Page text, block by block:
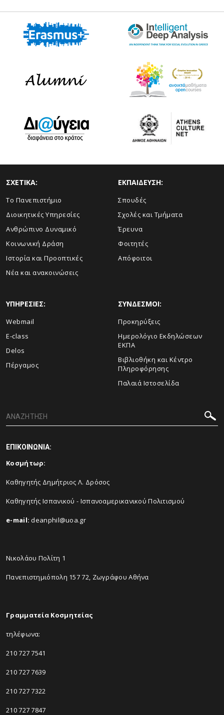
ΣΧΕΤΙΚΑ:
Το Πανεπιστήμιο
Διοικητικές Υπηρεσίες
Ανθρώπινο Δυναμικό
Κοινωνική Δράση
Ιστορία και Προοπτικές
Νέα και ανακοινώσεις
ΕΚΠΑΙΔΕΥΣΗ:
Σπουδές
Σχολές και Τμήματα
Έρευνα
Φοιτητές
Απόφοιτοι
ΥΠΗΡΕΣΙΕΣ:
Webmail
E-class
Delos
Πέργαμος
ΣΥΝΔΕΣΜΟΙ:
Προκηρύξεις
Ημερολόγιο Εκδηλώσεων
ΕΚΠΑ
Βιβλιοθήκη και Κέντρο
Πληροφόρησης
Παλαιά Ιστοσελίδα
ΕΠΙΚΟΙΝΩΝΙΑ:
Κοσμήτωρ:
Καθηγητής Δημήτριος Λ. Δρόσος
Καθηγητής Ισπανικού - Ισπανοαμερικανικού Πολιτισμού
e-mail: deanphil@uoa.gr
Νικολάου Πολίτη 1
Πανεπιστημιόπολη 157 72, Ζωγράφου Αθήνα
Γραμματεία Κοσμητείας
τηλέφωνα:
210 727 7541
210 727 7639
210 727 7322
210 727 7847